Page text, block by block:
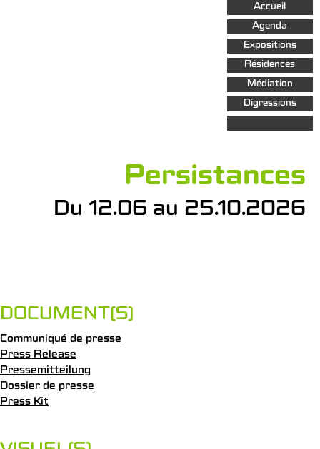
Aller au
contenu
principal
Accueil
Agenda
Expositions
Résidences
Médiation
Digressions
Persistances
Du 12.06 au 25.10.2026
DOCUMENT(S)
Communiqué de presse
Press Release
Pressemitteilung
Dossier de presse
Press Kit